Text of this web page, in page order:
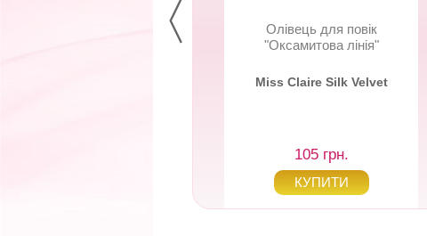
Олівець для повік
"Оксамитова лінія"
Miss Claire Silk Velvet
105 грн.